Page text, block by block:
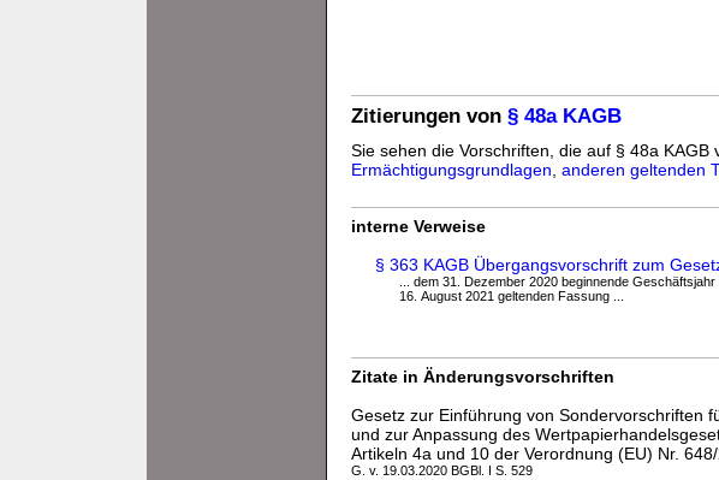
Zitierungen von § 48a KAGB
Sie sehen die Vorschriften, die auf § 48a
Ermächtigungsgrundlagen anderen geltenden
interne Verweise
§ 363 KAGB Übergangsvorschrift zum
... dem 31. Dezember 2020 beginnende
16. August 2021 geltenden Fassung ...
Zitate in Änderungsvorschriften
Gesetz zur Einführung von Sondervorschriften
und zur Anpassung des
Artikeln 4a und 10 der Verordnung (EU) Nr.
G. v. 19.03.2020 BGBl. I S. 529